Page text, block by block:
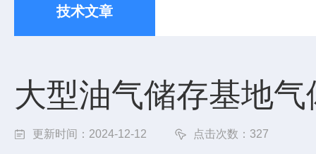
技术文章
大型油气储存基地
更新时间：2024-12-12 点击次数：327